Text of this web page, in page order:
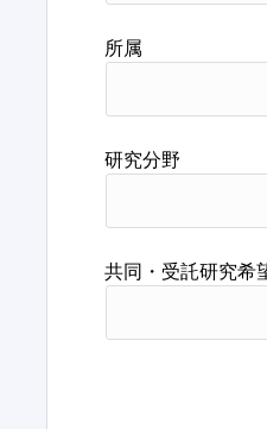
所属
研究分野
共同・受託研究希